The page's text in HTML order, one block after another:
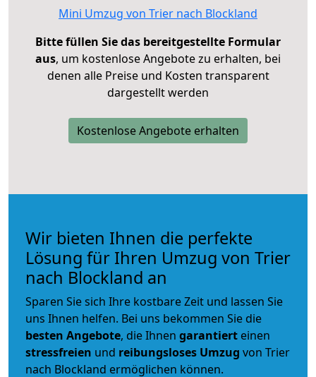
Mini Umzug von Trier nach Blockland
Bitte füllen Sie das bereitgestellte Formular
aus, um kostenlose Angebote zu erhalten, bei
denen alle Preise und Kosten transparent
dargestellt werden
Kostenlose Angebote erhalten
Wir bieten Ihnen die perfekte
Lösung für Ihren Umzug von Trier
nach Blockland an
Sparen Sie sich Ihre kostbare Zeit und lassen Sie
uns Ihnen helfen. Bei uns bekommen Sie die
besten Angebote, die Ihnen garantiert einen
stressfreien und reibungsloses Umzug von Trier
nach Blockland ermöglichen können.